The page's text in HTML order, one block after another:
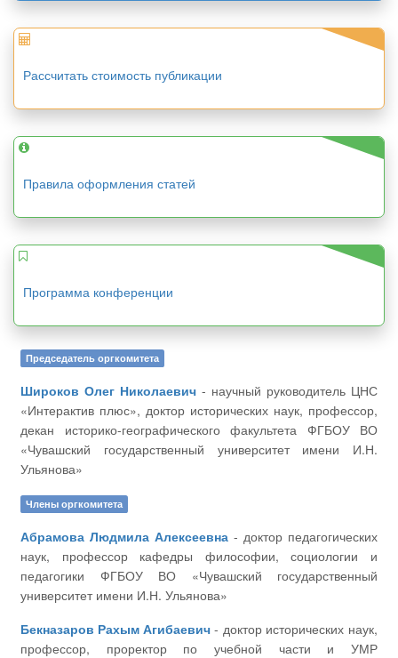
Рассчитать стоимость публикации
Правила оформления статей
Программа конференции
Председатель оргкомитета
Широков Олег Николаевич
«Интерактив плюс», доктор исторических наук, профессор,
декан историко-географического факультета ФГБОУ ВО
«Чувашский государственный университет имени И.Н.
Ульянова»
Члены оргкомитета
Абрамова Людмила Алексеевна
наук, профессор кафедры философии, социологии и
педагогики ФГБОУ ВО «Чувашский государственный
университет имени И.Н. Ульянова»
Бекназаров Рахым Агибаевич
профессор, проректор по учебной части и УМР